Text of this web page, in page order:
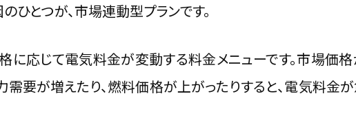
とつが、市場連動型プランです。
に応じて電気料金が変動する料金メニューです。市場価
要が増えたり、燃料価格が上がったりすると、電気料金